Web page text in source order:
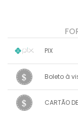
PIX
.
Boleto à
.
CARTÃO